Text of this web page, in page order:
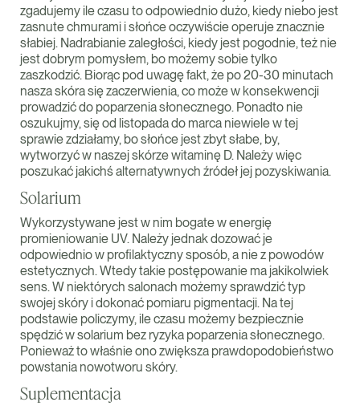
zgadujemy ile czasu to odpowiednio dużo, kiedy niebo jest
zasnute chmurami i słońce oczywiście operuje znacznie
słabiej. Nadrabianie zaległości, kiedy jest pogodnie, też nie
jest dobrym pomysłem, bo możemy sobie tylko
zaszkodzić. Biorąc pod uwagę fakt, że po 20-30 minutach
nasza skóra się zaczerwienia, co może w konsekwencji
prowadzić do poparzenia słonecznego. Ponadto nie
oszukujmy, się od listopada do marca niewiele w tej
sprawie zdziałamy, bo słońce jest zbyt słabe, by,
wytworzyć w naszej skórze witaminę D. Należy więc
poszukać jakichś alternatywnych źródeł jej pozyskiwania.
Solarium
Wykorzystywane jest w nim bogate w energię
promieniowanie UV. Należy jednak dozować je
odpowiednio w profilaktyczny sposób, a nie z powodów
estetycznych. Wtedy takie postępowanie ma jakikolwiek
sens. W niektórych salonach możemy sprawdzić typ
swojej skóry i dokonać pomiaru pigmentacji. Na tej
podstawie policzymy, ile czasu możemy bezpiecznie
spędzić w solarium bez ryzyka poparzenia słonecznego.
Ponieważ to właśnie ono zwiększa prawdopodobieństwo
powstania nowotworu skóry.
Suplementacja